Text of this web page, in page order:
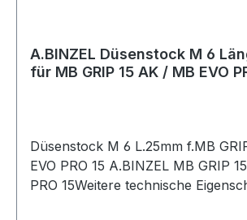
A.BINZEL Düsenstock M 6 Länge 25 mm
für MB GRIP 15 AK / MB EVO
Düsenstock M 6 L.25mm f.MB
EVO PRO 15 A.BINZEL MB GRIP
PRO 15Weitere technische